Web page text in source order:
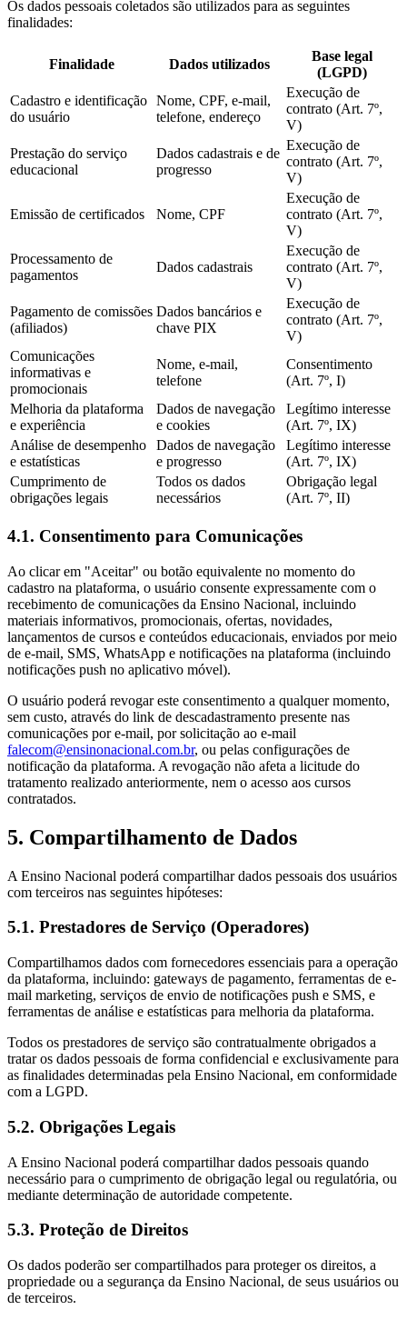
Os dados pessoais coletados são utilizados para as seguintes
finalidades:
Finalidade Dados utilizados
Base legal
(LGPD)
Cadastro e identificação
do usuário
Nome, CPF, e-mail,
telefone, endereço
Execução de
contrato (Art. 7º,
V)
Prestação do serviço
educacional
Dados cadastrais e de
progresso
Execução de
contrato (Art. 7º,
V)
Emissão de certificados Nome, CPF
Execução de
contrato (Art. 7º,
V)
Processamento de
pagamentos
Dados cadastrais
Execução de
contrato (Art. 7º,
V)
Pagamento de comissões
(afiliados)
Dados bancários e
chave PIX
Execução de
contrato (Art. 7º,
V)
Comunicações
informativas e
promocionais
Nome, e-mail,
telefone
Consentimento
(Art. 7º, I)
Melhoria da plataforma
e experiência
Dados de navegação
e cookies
Legítimo interesse
(Art. 7º, IX)
Análise de desempenho
e estatísticas
Dados de navegação
e progresso
Legítimo interesse
(Art. 7º, IX)
Cumprimento de
obrigações legais
Todos os dados
necessários
Obrigação legal
(Art. 7º, II)
4.1. Consentimento para Comunicações
Ao clicar em "Aceitar" ou botão equivalente no momento do
cadastro na plataforma, o usuário consente expressamente com o
recebimento de comunicações da Ensino Nacional, incluindo
materiais informativos, promocionais, ofertas, novidades,
lançamentos de cursos e conteúdos educacionais, enviados por meio
de e-mail, SMS, WhatsApp e notificações na plataforma (incluindo
notificações push no aplicativo móvel).
O usuário poderá revogar este consentimento a qualquer momento,
sem custo, através do link de descadastramento presente nas
comunicações por e-mail, por solicitação ao e-mail
falecom@ensinonacional.com.br, ou pelas configurações de
notificação da plataforma. A revogação não afeta a licitude do
tratamento realizado anteriormente, nem o acesso aos cursos
contratados.
5. Compartilhamento de Dados
A Ensino Nacional poderá compartilhar dados pessoais dos usuários
com terceiros nas seguintes hipóteses:
5.1. Prestadores de Serviço (Operadores)
Compartilhamos dados com fornecedores essenciais para a operação
da plataforma, incluindo: gateways de pagamento, ferramentas de e-
mail marketing, serviços de envio de notificações push e SMS, e
ferramentas de análise e estatísticas para melhoria da plataforma.
Todos os prestadores de serviço são contratualmente obrigados a
tratar os dados pessoais de forma confidencial e exclusivamente para
as finalidades determinadas pela Ensino Nacional, em conformidade
com a LGPD.
5.2. Obrigações Legais
A Ensino Nacional poderá compartilhar dados pessoais quando
necessário para o cumprimento de obrigação legal ou regulatória, ou
mediante determinação de autoridade competente.
5.3. Proteção de Direitos
Os dados poderão ser compartilhados para proteger os direitos, a
propriedade ou a segurança da Ensino Nacional, de seus usuários ou
de terceiros.